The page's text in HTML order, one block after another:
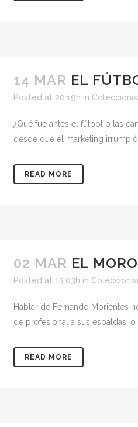
14 MAR EL
Posted at 20:19h in
¿Qué fue antes el fútbol o las
desde que el marketing
READ MORE
02 MAR EL
Posted at 13:03h in
Hablar de Fernando Morientes
de profesional a sus espaldas,
READ MORE